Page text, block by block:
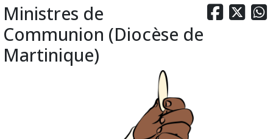
  
Ministres de
Communion (Diocèse de
Martinique)